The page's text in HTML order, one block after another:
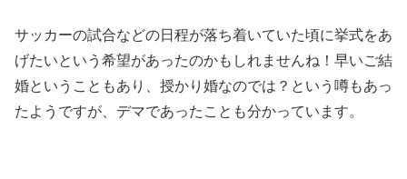
サッカーの試合などの日程が落ち着いていた頃に挙式をあ
げたいという希望があったのかもしれませんね！早いご結
婚ということもあり、授かり婚なのでは？という噂もあっ
たようですが、デマであったことも分かっています。